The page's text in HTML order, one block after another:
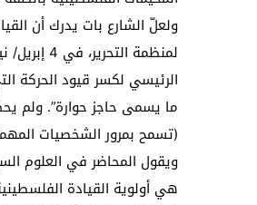
ولعلّ الشارع بات يدرك أن
لمنظمة
الرئيسي لكسر قيود الحركة
(تسمح بمرور الشخصيات
ويقول المحاضر في العلوم
هي أولوية القيادة